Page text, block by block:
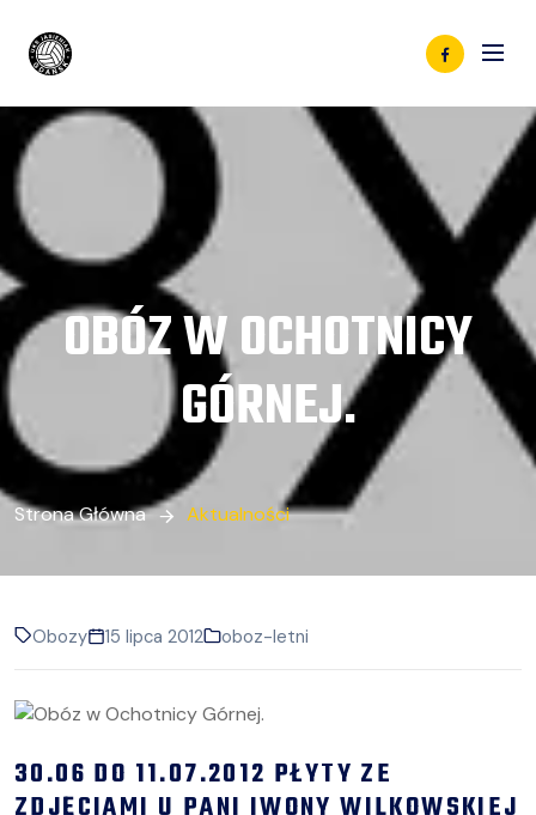
OBÓZ W OCHOTNICY
GÓRNEJ.
Strona Główna Aktualności
Obozy 15 lipca 2012 oboz-letni
30.06 DO 11.07.2012 PŁYTY ZE